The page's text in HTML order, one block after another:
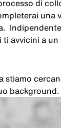
di
una
avvicini a un
stiamo
background.